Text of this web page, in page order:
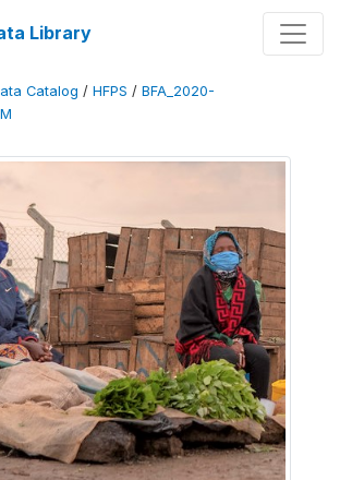
Library
Catalog / HFPS / BFA_2020-